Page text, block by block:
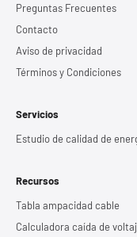
Preguntas Frecuentes
Contacto
Aviso de privacidad
Términos y Condiciones
Servicios
Estudio de calidad de
Recursos
Tabla ampacidad cable
Calculadora caída de